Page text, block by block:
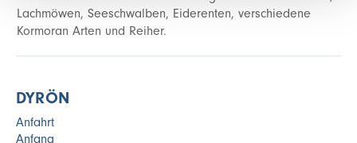
DYRÖN
Anfahrt
Anfang
Lachmöwen, Seeschwalben, Eiderenten, verschiedene
Kormoran Arten und Reiher.